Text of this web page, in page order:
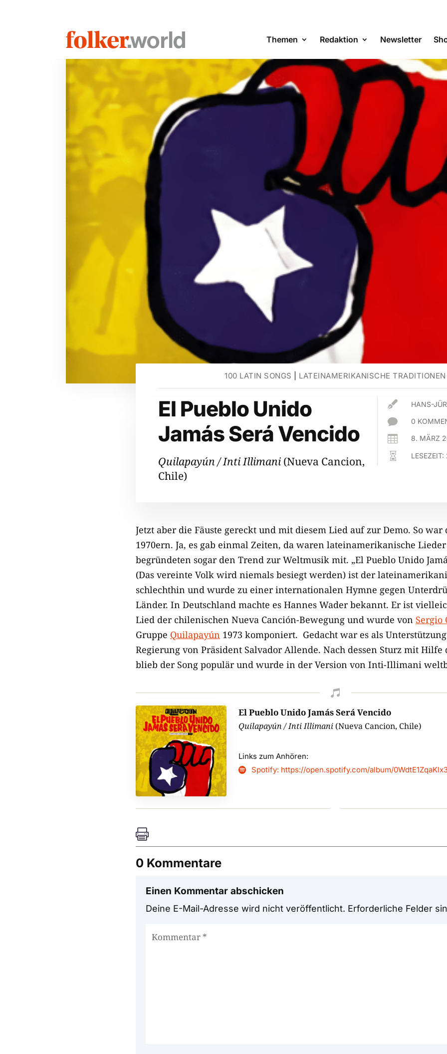
Themen Redaktion Newsletter
100 LATIN SONGS LATEINAMERIKANISCHE TRADITIONEN
El Pueblo Unido
Jamás Será Vencido
Quilapayún / Inti Illimani (Nueva Cancion,
Chile)
 HANS-
 0
 8. MÄRZ
 LESEZEIT:
Jetzt aber die Fäuste gereckt und mit diesem Lied auf zur Demo. So war
1970ern. Ja, es gab einmal Zeiten, da waren lateinamerikanische
begründeten sogar den Trend zur Weltmusik mit. „El Pueblo Unido
(Das vereinte Volk wird niemals besiegt werden) ist der
schlechthin und wurde zu einer internationalen Hymne gegen
Länder. In Deutschland machte es Hannes Wader bekannt. Er ist
Lied der chilenischen Nueva Canción-Bewegung und wurde von Sergio
Gruppe Quilapayún 1973 komponiert. Gedacht war es als
Regierung von Präsident Salvador Allende. Nach dessen Sturz mit
blieb der Song populär und wurde in der Version von Inti-Illimani

El Pueblo Unido Jamás Será Vencido
Quilapayún / Inti Illimani (Nueva Cancion, Chile)
Links zum Anhören:
 Spotify: https://open.spotify.com/album/

0 Kommentare
Einen Kommentar abschicken
Deine E-Mail-Adresse wird nicht veröffentlicht. Erforderliche Felder